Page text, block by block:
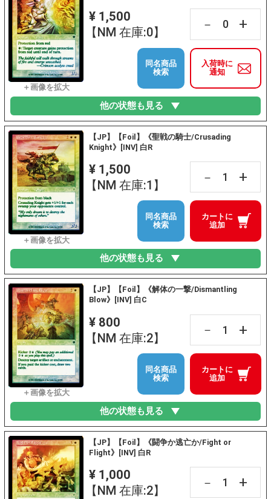
¥ 1,500
【NM 在庫:0】
－ +
入荷時に
通知
同名商品
検索
他の状態も見る
【JP】【Foil】《聖戦の騎士/Crusading
Knight》[INV] 白R
¥ 1,500
【NM 在庫:1】
－ +
カートに
追加
同名商品
検索
他の状態も見る
【JP】【Foil】《解体の一撃/Dismantling
Blow》[INV] 白C
¥ 800
【NM 在庫:2】
－ +
カートに
追加
同名商品
検索
他の状態も見る
【JP】【Foil】《闘争か逃亡か/Fight or
Flight》[INV] 白R
¥ 1,000
【NM 在庫:2】
－ +